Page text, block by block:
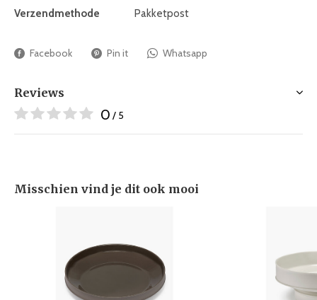
Verzendmethode
Pakketpost
Facebook Pin it Whatsapp
Reviews
0 / 5
Misschien vind je dit ook mooi